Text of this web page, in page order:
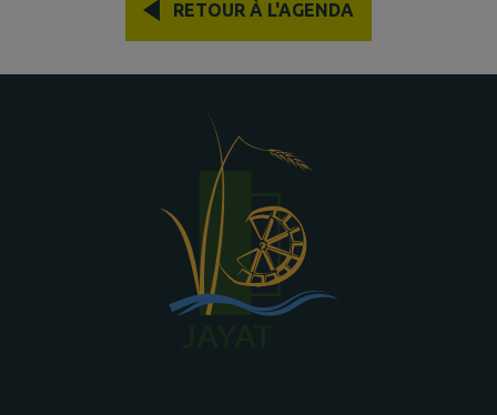
ADMINISTRATIVES
RETOUR À L'AGENDA